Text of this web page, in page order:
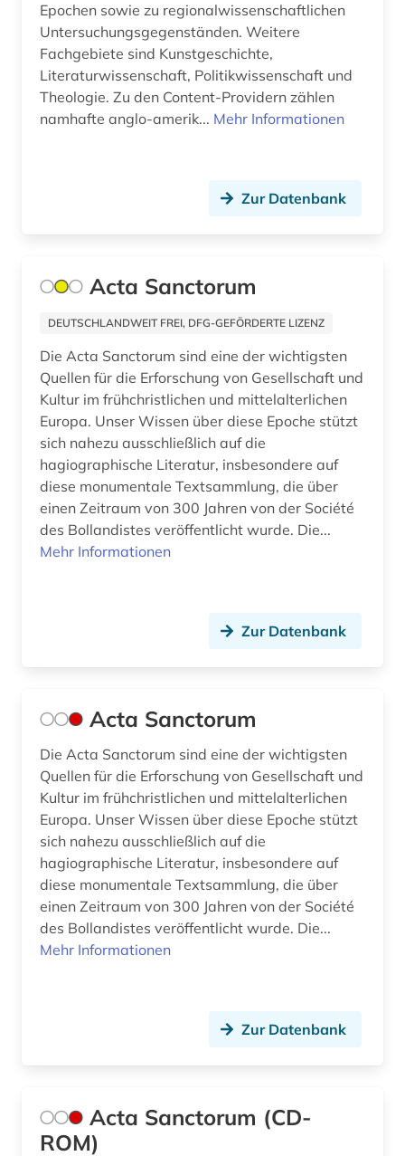
church missionary society <london> (1)
codex amiatinus (1)
côte divoire (1)
dendi (1)
denkschrift (1)
desiderius erasmus (1)
design (1)
deutsch (4)
deutsches liturgisches institut (1)
deutsches sprachgebiet (1)
deutschland (12)
digha-nikaya (1)
digital database (1)
digitale bibliothek (1)
digitale edition (1)
digitalisat (2)
digitalisate (1)
digitalisierung (3)
Epochen sowie zu regionalwissenschaftlichen
Untersuchungsgegenständen. Weitere
Fachgebiete sind Kunstgeschichte,
Literaturwissenschaft, Politikwissenschaft und
Theologie. Zu den Content-Providern zählen
namhafte anglo-amerik... Mehr Informationen
Zur Datenbank
Acta Sanctorum
DEUTSCHLANDWEIT FREI, DFG-GEFÖRDERTE LIZENZ
Die Acta Sanctorum sind eine der wichtigsten
Quellen für die Erforschung von Gesellschaft und
Kultur im frühchristlichen und mittelalterlichen
Europa. Unser Wissen über diese Epoche stützt
sich nahezu ausschließlich auf die
hagiographische Literatur, insbesondere auf
diese monumentale Textsammlung, die über
einen Zeitraum von 300 Jahren von der Société
des Bollandistes veröffentlicht wurde. Die...
Mehr Informationen
Zur Datenbank
Acta Sanctorum
Die Acta Sanctorum sind eine der wichtigsten
Quellen für die Erforschung von Gesellschaft und
Kultur im frühchristlichen und mittelalterlichen
Europa. Unser Wissen über diese Epoche stützt
sich nahezu ausschließlich auf die
hagiographische Literatur, insbesondere auf
diese monumentale Textsammlung, die über
einen Zeitraum von 300 Jahren von der Société
des Bollandistes veröffentlicht wurde. Die...
Mehr Informationen
Zur Datenbank
Acta Sanctorum (CD-
ROM)